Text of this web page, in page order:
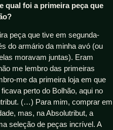
qual foi a primeira peça que
peça que tive em segunda-
do armário da minha avó (ou
moravam juntas). Eram
me lembro das primeiras
me da primeira loja em que
perto do Bolhão, aqui no
(…) Para mim, comprar em
mas, na Absolutribut, a
seleção de peças incrível. A